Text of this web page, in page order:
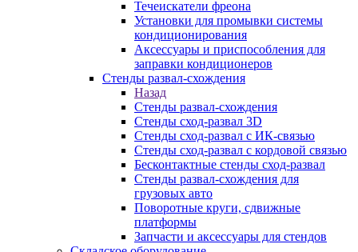
Течеискатели фреона
Установки для промывки системы
кондиционирования
Аксессуары и приспособления для
заправки кондиционеров
Стенды развал-схождения
Назад
Стенды развал-схождения
Стенды сход-развал 3D
Стенды сход-развал с ИК-связью
Стенды сход-развал с кордовой связью
Бесконтактные стенды сход-развал
Стенды развал-схождения для
грузовых авто
Поворотные круги, сдвижные
платформы
Запчасти и аксессуары для стендов